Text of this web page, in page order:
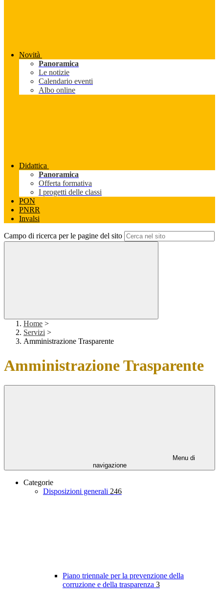
Novità
Panoramica
Le notizie
Calendario eventi
Albo online
Didattica
Panoramica
Offerta formativa
I progetti delle classi
PON
PNRR
Invalsi
Campo di ricerca per le pagine del sito
Home >
Servizi >
Amministrazione Trasparente
Amministrazione Trasparente
Menu di
navigazione
Categorie
Disposizioni generali 246
Piano triennale per la prevenzione della
corruzione e della trasparenza 3